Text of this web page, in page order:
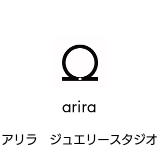
arira
アリラ ジュエリースタジオ